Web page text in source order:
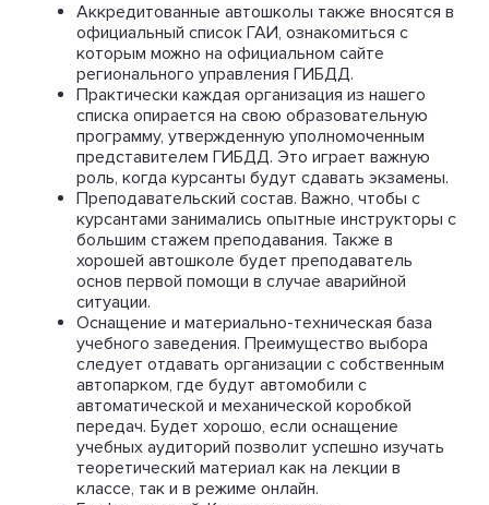
Аккредитованные автошколы также вносятся в
официальный список ГАИ, ознакомиться с
которым можно на официальном сайте
регионального управления ГИБДД.
Практически каждая организация из нашего
списка опирается на свою образовательную
программу, утвержденную уполномоченным
представителем ГИБДД. Это играет важную
роль, когда курсанты будут сдавать экзамены.
Преподавательский состав. Важно, чтобы с
курсантами занимались опытные инструкторы с
большим стажем преподавания. Также в
хорошей автошколе будет преподаватель
основ первой помощи в случае аварийной
ситуации.
Оснащение и материально-техническая база
учебного заведения. Преимущество выбора
следует отдавать организации с собственным
автопарком, где будут автомобили с
автоматической и механической коробкой
передач. Будет хорошо, если оснащение
учебных аудиторий позволит успешно изучать
теоретический материал как на лекции в
классе, так и в режиме онлайн.